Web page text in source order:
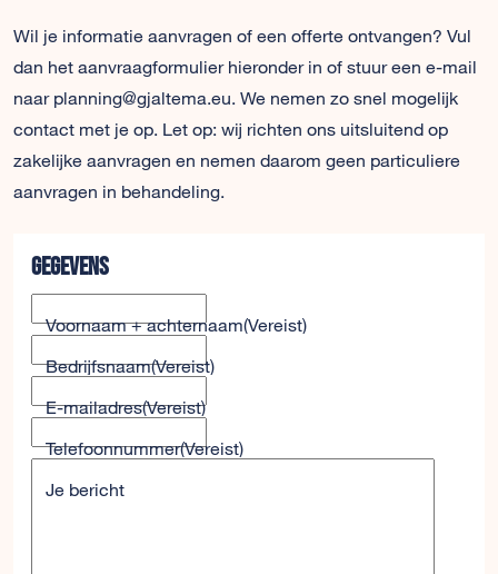
Wil je informatie aanvragen of een offerte ontvangen? Vul
dan het aanvraagformulier hieronder in of stuur een e-mail
naar planning@gjaltema.eu. We nemen zo snel mogelijk
contact met je op. Let op: wij richten ons uitsluitend op
zakelijke aanvragen en nemen daarom geen particuliere
aanvragen in behandeling.
Gegevens
Voornaam + achternaam(Vereist)
Bedrijfsnaam(Vereist)
E-mailadres(Vereist)
Telefoonnummer(Vereist)
Je bericht